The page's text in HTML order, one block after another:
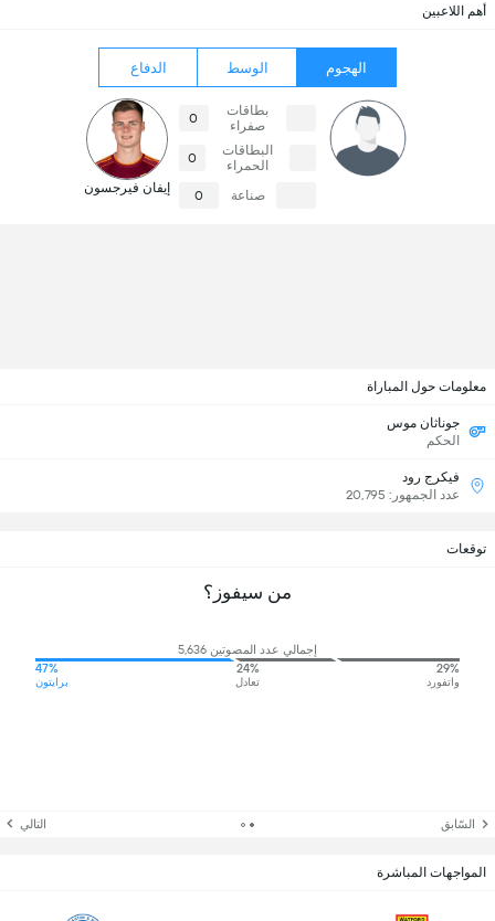
أهم اللاعبين
الهجوم الوسط الدفاع
بطاقات
صفراء
0
البطاقات
الحمراء
0
صناعة 0 إيفان فيرجسون
معلومات حول المباراة
جوناثان موس
الحكم
فيكرج رود
عدد الجمهور: 20,795
توقعات
من سيفوز؟
إجمالي عدد المصوتين 5,636
29%
واتفورد
24%
تعادل
47%
برايتون
السّابق التالي
المواجهات المباشرة